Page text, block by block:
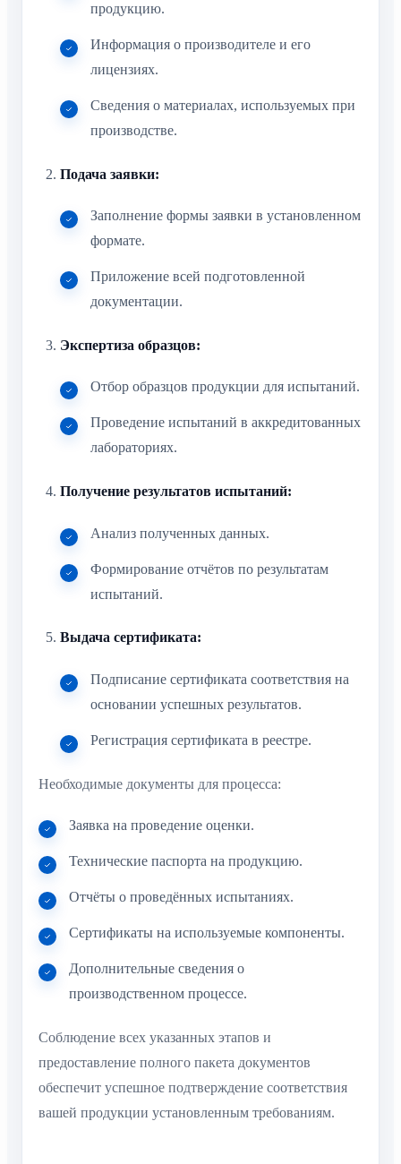
продукцию.
Информация о производителе и его
лицензиях.
Сведения о материалах, используемых при
производстве.
Подача заявки:
Заполнение формы заявки в установленном
формате.
Приложение всей подготовленной
документации.
Экспертиза образцов:
Отбор образцов продукции для испытаний.
Проведение испытаний в аккредитованных
лабораториях.
Получение результатов испытаний:
Анализ полученных данных.
Формирование отчётов по результатам
испытаний.
Выдача сертификата:
Подписание сертификата соответствия на
основании успешных результатов.
Регистрация сертификата в реестре.
Необходимые документы для процесса:
Заявка на проведение оценки.
Технические паспорта на продукцию.
Отчёты о проведённых испытаниях.
Сертификаты на используемые компоненты.
Дополнительные сведения о
производственном процессе.
Соблюдение всех указанных этапов и
предоставление полного пакета документов
обеспечит успешное подтверждение соответствия
вашей продукции установленным требованиям.